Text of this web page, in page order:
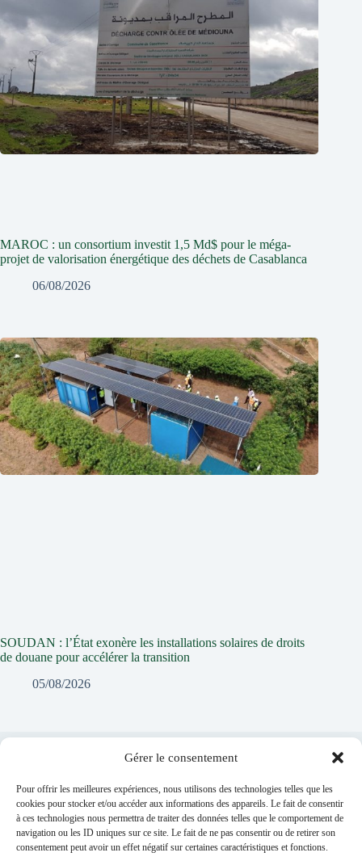
Gérer le consentement
Pour offrir les meilleures expériences, nous utilisons des technologies telles que les
cookies pour stocker et/ou accéder aux informations des appareils. Le fait de consentir
à ces technologies nous permettra de traiter des données telles que le comportement de
navigation ou les ID uniques sur ce site. Le fait de ne pas consentir ou de retirer son
consentement peut avoir un effet négatif sur certaines caractéristiques et fonctions.
MAROC : un consortium investit 1,5 Md$ pour le méga-
projet de valorisation énergétique des déchets de Casablanca
06/08/2026
SOUDAN : l’État exonère les installations solaires de droits
de douane pour accélérer la transition
05/08/2026
Vous devezvous connecterpour publier un commentaire.